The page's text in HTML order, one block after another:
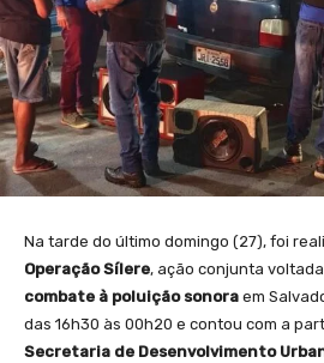
Na tarde do último domingo (27), foi
Operação Sílere, ação conjunta
combate à poluição sonora em
das 16h30 às 00h20 e contou com a
Secretaria de Desenvolvimento